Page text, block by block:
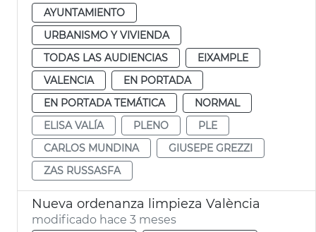
AYUNTAMIENTO
URBANISMO Y VIVIENDA
TODAS LAS AUDIENCIAS
EIXAMPLE
VALENCIA
EN PORTADA
EN PORTADA TEMÁTICA
NORMAL
ELISA VALÍA
PLENO
PLE
CARLOS MUNDINA
GIUSEPE GREZZI
ZAS RUSSASFA
Nueva ordenanza limpieza València
modificado hace 3 meses